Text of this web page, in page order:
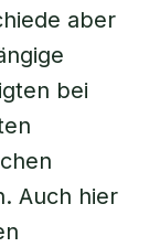
aber
bei
Auch hier